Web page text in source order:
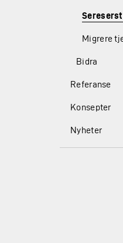
Migrere
Bidra
Referanse
Konsepter
Nyheter